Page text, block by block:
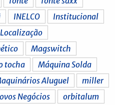
INELCO
Institucional
Localização
Magswitch
tocha
Máquina Solda
Aluguel
miller
Negócios
orbitalum